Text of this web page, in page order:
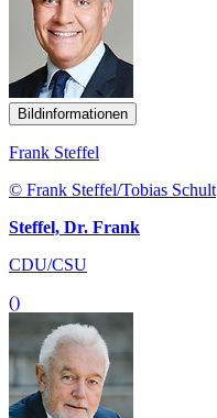
Bildinformationen
Frank Steffel
© Frank Steffel/Tobias Schult
Steffel, Dr. Frank
CDU/CSU
()